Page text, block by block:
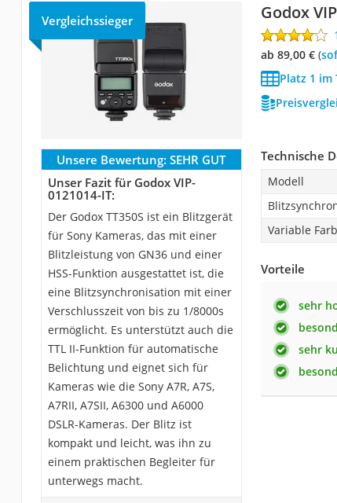
Vergleichssieger Godox
ab 89,00 €(
Platz 1 im
Unsere Bewertung: SEHR GUT
Unser Fazit für Godox VIP-
0121014-IT:
Der Godox TT350S ist ein Blitzgerät
für Sony Kameras, das mit einer
Blitzleistung von GN36 und einer
HSS-Funktion ausgestattet ist, die
eine Blitzsynchronisation mit einer
Verschlusszeit von bis zu 1/8000s
ermöglicht. Es unterstützt auch die
TTL II-Funktion für automatische
Belichtung und eignet sich für
Kameras wie die Sony A7R, A7S,
A7RII, A7SII, A6300 und A6000
DSLR-Kameras. Der Blitz ist
kompakt und leicht, was ihn zu
einem praktischen Begleiter für
unterwegs macht.
Technische
Modell
Variable
Vorteile
sehr
sehr